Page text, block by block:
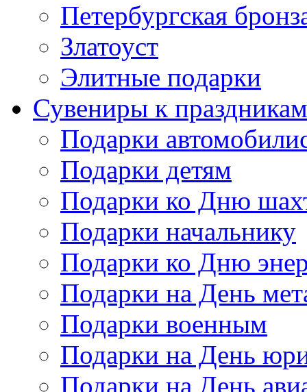
Петербургская
Златоуст
Элитные подарки
Сувениры к праздникам
Подарки
Подарки детям
Подарки ко Дню
Подарки начальнику
Подарки ко Дню
Подарки на День
Подарки военным
Подарки на День
Подарки на День